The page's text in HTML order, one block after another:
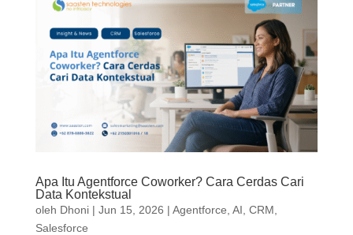
Apa Itu Agentforce Coworker? Cara Cerdas Cari
Data Kontekstual
oleh Dhoni| Jun 15, 2026 | Agentforce AI CRM
Salesforce